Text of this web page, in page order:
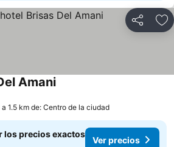
Compartir
AmaniVer precios
a 1.5 km de: Centro de la ciudad
los precios exactos
Ver precios